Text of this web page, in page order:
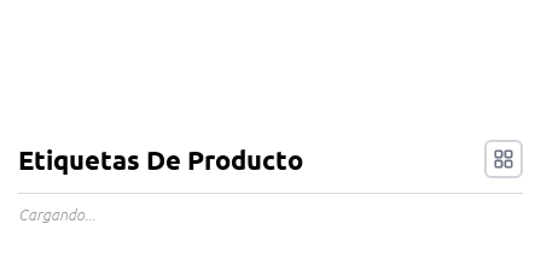
Etiquetas De Producto
Cargando...